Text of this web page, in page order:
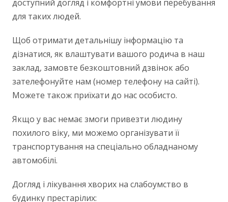
доступний догляд і комфортні умови перебування
для таких людей.
Щоб отримати детальнішу інформацію та
дізнатися, як влаштувати вашого родича в наш
заклад, замовте безкоштовний дзвінок або
зателефонуйте нам (номер телефону на сайті).
Можете також приїхати до нас особисто.
Якщо у вас немає змоги привезти людину
похилого віку, ми можемо організувати її
транспортування на спеціально обладнаному
автомобілі.
Догляд і лікування хворих на слабоумство в
будинку престарілих: